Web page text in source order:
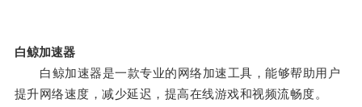
白鲸加速器
白鲸加速器是一款专业的网络加速工具，能够帮助用户
提升网络速度，减少延迟，提高在线游戏和视频流畅度。